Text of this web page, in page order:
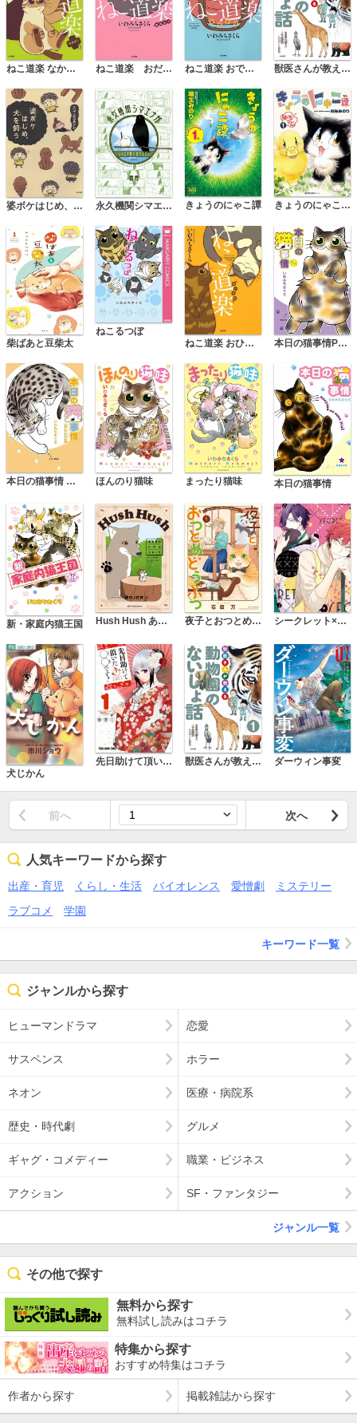
ねこ道楽 なかよし ねこ道楽 おだんご ねこ道楽 おでかけ 獣医さんが教える動物園のないしょ話
婆ボケはじめ、犬を飼う 永久機関シマエナガ－シマエナガとカラスさん－ きょうのにゃこ譚 きょうのにゃこ譚 ゆるっと
柴ばあと豆柴太
ねこるつぼ
ねこ道楽 おひるね
本日の猫事情PLUS
本日の猫事情 ねこまんたん編 ほんのり猫味 まったり猫味 本日の猫事情
新・家庭内猫王国 Hush Hush ある日のリスとコヨーテ 夜子とおつとめどうぶつ シークレット×××【電子限定おまけ付き】
犬じかん
先日助けて頂いた〇〇です！ 獣医さんが教える動物園のないしょ話（分冊版） ダーウィン事変
前へ 次へ
人気キーワードから探す
出産・育児 くらし・生活 バイオレンス 愛憎劇
ミステリー
ラブコメ
学園
キーワード一覧
ジャンルから探す
ヒューマンドラマ 恋愛
サスペンス ホラー
ネオン 医療・病院系
歴史・時代劇 グルメ
ギャグ・コメディー 職業・ビジネス
アクション SF・ファンタジー
ジャンル一覧
その他で探す
無料から探す
無料試し読みはコチラ
特集から探す
おすすめ特集はコチラ
作者から探す 掲載雑誌から探す